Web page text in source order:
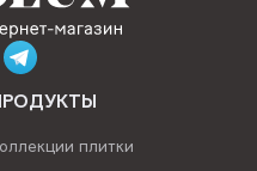
плитки